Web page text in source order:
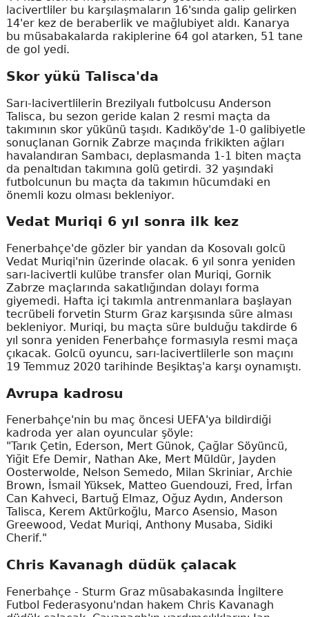
lacivertliler bu karşılaşmaların 16'sında galip gelirken
14'er kez de beraberlik ve mağlubiyet aldı. Kanarya
bu müsabakalarda rakiplerine 64 gol atarken, 51 tane
de gol yedi.
Skor yükü Talisca'da
Sarı-lacivertlilerin Brezilyalı futbolcusu Anderson
Talisca, bu sezon geride kalan 2 resmi maçta da
takımının skor yükünü taşıdı. Kadıköy'de 1-0 galibiyetle
sonuçlanan Gornik Zabrze maçında frikikten ağları
havalandıran Sambacı, deplasmanda 1-1 biten maçta
da penaltıdan takımına golü getirdi. 32 yaşındaki
futbolcunun bu maçta da takımın hücumdaki en
önemli kozu olması bekleniyor.
Vedat Muriqi 6 yıl sonra ilk kez
Fenerbahçe'de gözler bir yandan da Kosovalı golcü
Vedat Muriqi'nin üzerinde olacak. 6 yıl sonra yeniden
sarı-lacivertli kulübe transfer olan Muriqi, Gornik
Zabrze maçlarında sakatlığından dolayı forma
giyemedi. Hafta içi takımla antrenmanlara başlayan
tecrübeli forvetin Sturm Graz karşısında süre alması
bekleniyor. Muriqi, bu maçta süre bulduğu takdirde 6
yıl sonra yeniden Fenerbahçe formasıyla resmi maça
çıkacak. Golcü oyuncu, sarı-lacivertlilerle son maçını
19 Temmuz 2020 tarihinde Beşiktaş'a karşı oynamıştı.
Avrupa kadrosu
Fenerbahçe'nin bu maç öncesi UEFA'ya bildirdiği
kadroda yer alan oyuncular şöyle:
"Tarık Çetin, Ederson, Mert Günok, Çağlar Söyüncü,
Yiğit Efe Demir, Nathan Ake, Mert Müldür, Jayden
Oosterwolde, Nelson Semedo, Milan Skriniar, Archie
Brown, İsmail Yüksek, Matteo Guendouzi, Fred, İrfan
Can Kahveci, Bartuğ Elmaz, Oğuz Aydın, Anderson
Talisca, Kerem Aktürkoğlu, Marco Asensio, Mason
Greewood, Vedat Muriqi, Anthony Musaba, Sidiki
Cherif."
Chris Kavanagh düdük çalacak
Fenerbahçe - Sturm Graz müsabakasında İngiltere
Futbol Federasyonu'ndan hakem Chris Kavanagh